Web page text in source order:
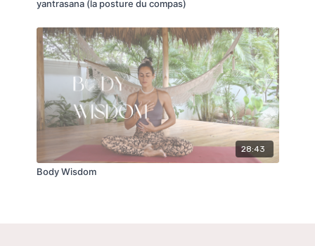
yantrasana (la posture du compas)
28:43
Body Wisdom